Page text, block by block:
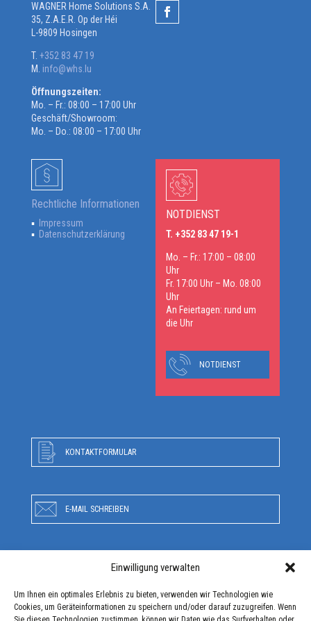
Einwilligung verwalten
Um Ihnen ein optimales Erlebnis zu bieten, verwenden wir Technologien wie
Cookies, um Geräteinformationen zu speichern und/oder darauf zuzugreifen. Wenn
WAGNER Home Solutions S.A.
35, Z.A.E.R. Op der Héi
L-9809 Hosingen
T. +352 83 47 19
M. info@whs.lu
Öffnungszeiten:
Mo. – Fr.: 08:00 – 17:00 Uhr
Geschäft/Showroom:
Mo. – Do.: 08:00 – 17:00 Uhr
Rechtliche Informationen
Impressum
Datenschutzerklärung
NOTDIENST
T. +352 83 47 19-1
Mo. – Fr.: 17:00 – 08:00
Uhr
Fr. 17:00 Uhr – Mo. 08:00
Uhr
An Feiertagen: rund um
die Uhr
NOTDIENST
KONTAKTFORMULAR
E-MAIL SCHREIBEN
RUFEN SIE UNS AN